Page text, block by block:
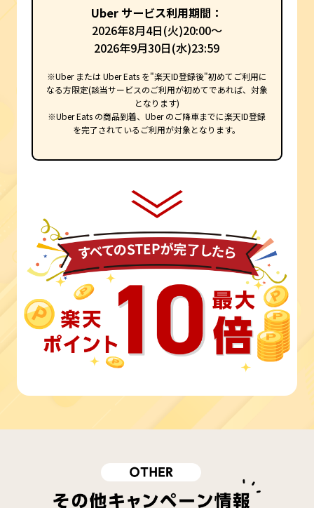
Uber サービス利用期間：
2026年8月4日(火)20:00～
2026年9月30日(水)23:59
※Uber または Uber Eats を"楽天ID登録後"初めてご利用に
なる方限定(該当サービスのご利用が初めてであれば、対象
となります)
※Uber Eats の商品到着、Uber のご降車までに楽天ID登録
を完了されているご利用が対象となります。